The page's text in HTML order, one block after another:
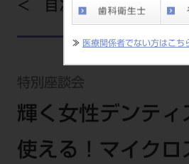
≫ 医療関係者でない方はこち
目次を見る
特別座談会
輝く女性デンティ
使える！マイクロ
製品情報トップ
製品カテゴリ
大型器械
チェア・ユニット関連
レーザー装置関連
サポート情報
製品から探す
カテゴリーから探す
セミナー・イベント
全てのセミナー・イベント
全種別